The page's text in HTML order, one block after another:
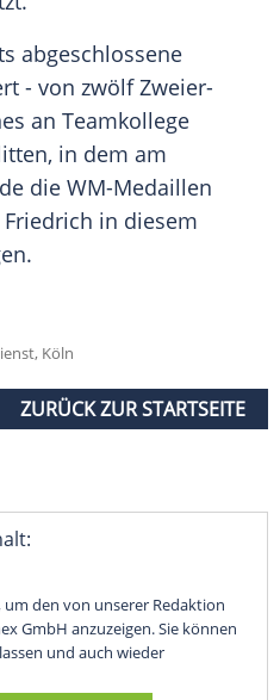
abgeschlossene
- von zwölf Zweier-
an Teamkollege
in dem am
die WM-Medaillen
Friedrich in diesem
Köln
ZURÜCK ZUR STARTSEITE
den von unserer Redaktion
GmbH anzuzeigen. Sie können
und auch wieder